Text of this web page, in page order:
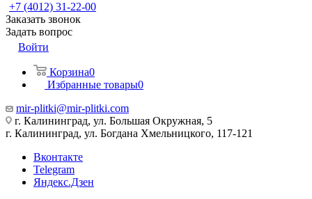
+7 (4012) 31-22-00
Заказать звонок
Задать вопрос
Войти
Корзина0
Избранные товары0
mir-plitki@mir-plitki.com
г. Калининград, ул. Большая Окружная, 5
г. Калининград, ул. Богдана Хмельницкого, 117-121
Вконтакте
Telegram
Яндекс.Дзен